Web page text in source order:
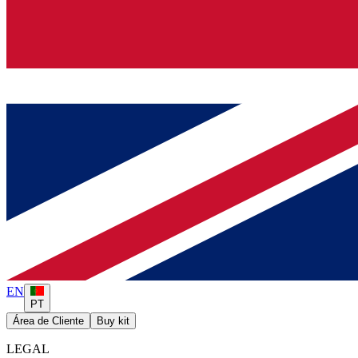
EN
PT
Área de Cliente
Buy kit
LEGAL